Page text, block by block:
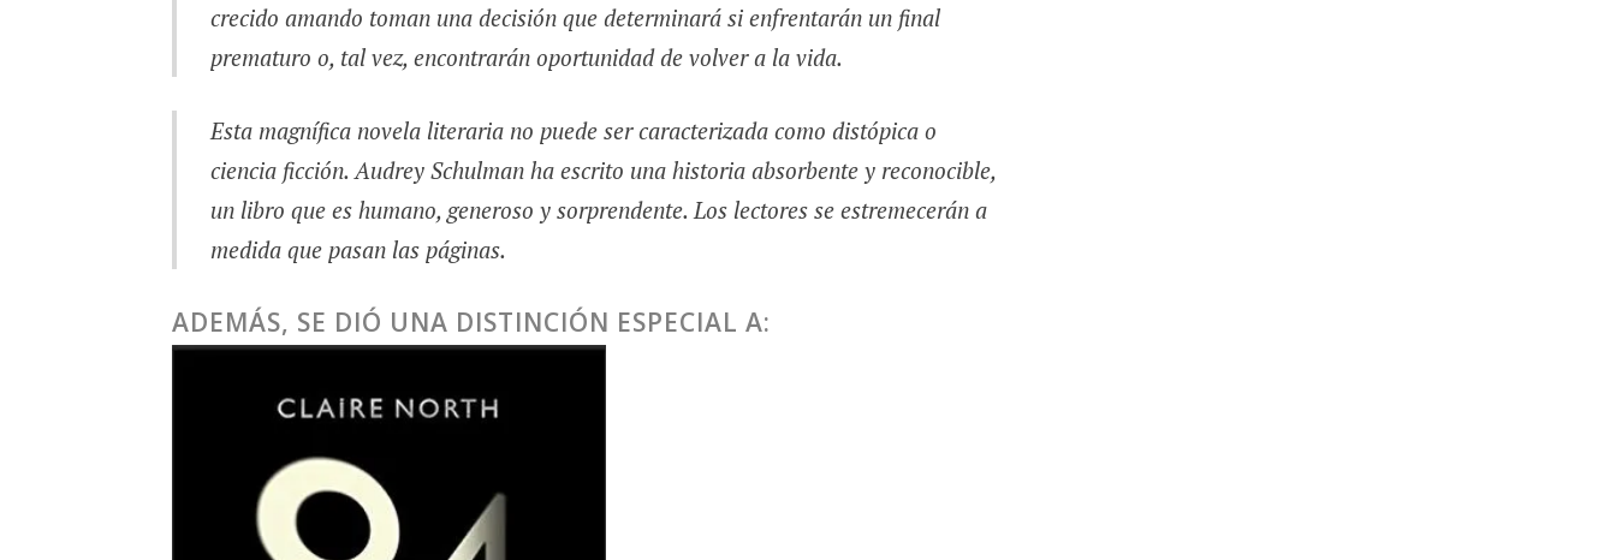
crecido amando toman una decisión que determinará si enfrentarán un final
prematuro o, tal vez, encontrarán oportunidad de volver a la vida.
Esta magnífica novela literaria no puede ser caracterizada como distópica o
ciencia ficción. Audrey Schulman ha escrito una historia absorbente y reconocible,
un libro que es humano, generoso y sorprendente. Los lectores se estremecerán a
medida que pasan las páginas.
ADEMÁS, SE DIÓ UNA DISTINCIÓN ESPECIAL A: